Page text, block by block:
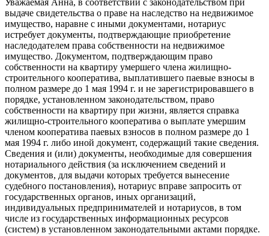
Уважаемая Анна, в соответствии с законодательством при
выдаче свидетельства о праве на наследство на недвижимое
имущество, наравне с иными документами, нотариус
истребует документы, подтверждающие приобретение
наследодателем права собственности на недвижимое
имущество. Документом, подтверждающим право
собственности на квартиру умершего члена жилищно-
строительного кооператива, выплатившего паевые взносы в
полном размере до 1 мая 1994 г. и не зарегистрировавшего в
порядке, установленном законодательством, право
собственности на квартиру при жизни, является справка
жилищно-строительного кооператива о выплате умершим
членом кооператива паевых взносов в полном размере до 1
мая 1994 г. либо иной документ, содержащий такие сведения.
Сведения и (или) документы, необходимые для совершения
нотариального действия (за исключением сведений и
документов, для выдачи которых требуется вынесение
судебного постановления), нотариус вправе запросить от
государственных органов, иных организаций,
индивидуальных предпринимателей и нотариусов, в том
числе из государственных информационных ресурсов
(систем) в установленном законодательными актами порядке.